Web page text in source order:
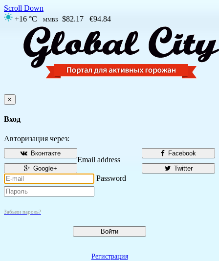
Scroll Down
+16 °C
ММВБ $82.17 €94.84
×
Вход
Авторизация через:
Facebook
Вконтакте
Twitter
Google+
Email address
Password
Забыли пароль?
Войти
Регистрация